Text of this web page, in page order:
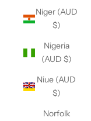
Niger (AUD
$)
Nigeria
(AUD $)
Niue (AUD
$)
Norfolk